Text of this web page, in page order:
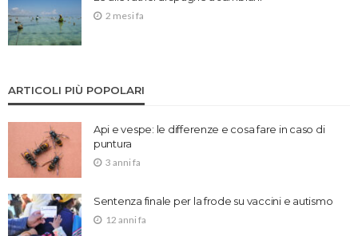
2 mesi fa
ARTICOLI PIÙ POPOLARI
Api e vespe: le differenze e cosa fare in caso di
puntura
3 anni fa
Sentenza finale per la frode su vaccini e autismo
12 anni fa